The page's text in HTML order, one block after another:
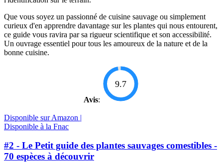
Que vous soyez un passionné de cuisine sauvage ou simplement
curieux d'en apprendre davantage sur les plantes qui nous entourent,
ce guide vous ravira par sa rigueur scientifique et son accessibilité.
Un ouvrage essentiel pour tous les amoureux de la nature et de la
bonne cuisine.
Avis:
9.7
Disponible sur Amazon |
Disponible à la Fnac
#2 - Le Petit guide des plantes sauvages comestibles -
70 espèces à découvrir